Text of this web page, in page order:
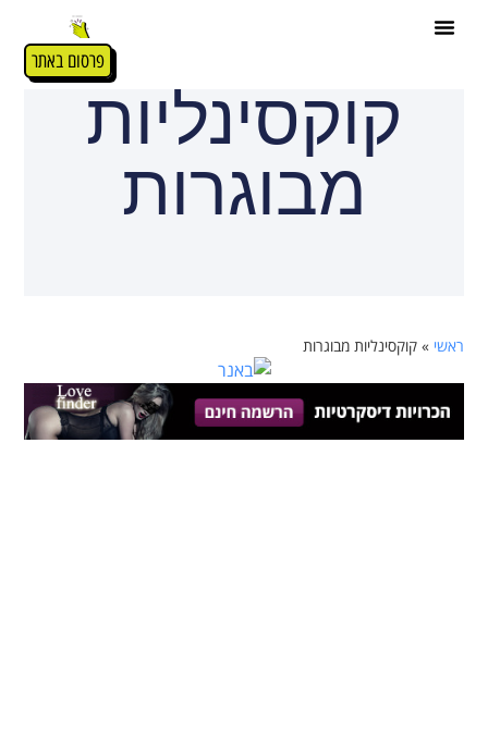
פרסום באתר
קוקסינליות
מבוגרות
ראשי »קוקסינליות מבוגרות